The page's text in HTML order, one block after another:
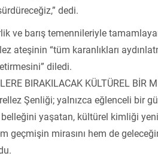
dedi.
ve barış temennileriyle
ateşinin “tüm karanlıkları
diledi.
BIRAKILACAK KÜLTÜREL BİR
Şenliği; yalnızca eğlenceli bir
belleğini yaşatan, kültürel kimliği
geçmişin mirasını hem de